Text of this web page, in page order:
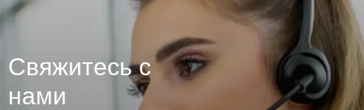
Свяжитесь с
нами